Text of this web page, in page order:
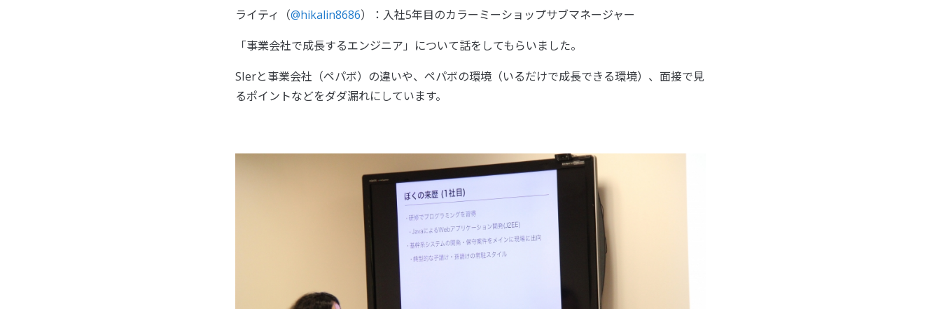
ライティ（@hikalin8686）：入社5年目のカラーミーショップサブマネージャー
「事業会社で成長するエンジニア」について話をしてもらいました。
SIerと事業会社（ペパボ）の違いや、ペパボの環境（いるだけで成長できる環境）、面接で見
るポイントなどをダダ漏れにしています。